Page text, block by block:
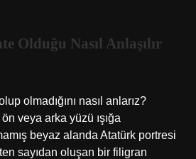
Olduğu Nasıl Anlaşılır
olmadığını nasıl anlarız?
veya arka yüzü ışığa
beyaz alanda Atatürk portresi
sayıdan oluşan bir filigran